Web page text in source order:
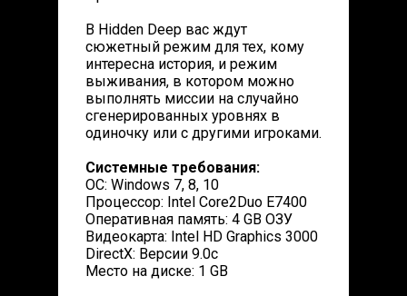
В Hidden Deep вас ждут
сюжетный режим для тех, кому
интересна история, и режим
выживания, в котором можно
выполнять миссии на случайно
сгенерированных уровнях в
одиночку или с другими игроками.
Системные требования:
ОС: Windows 7, 8, 10
Процессор: Intel Core2Duo E7400
Оперативная память: 4 GB ОЗУ
Видеокарта: Intel HD Graphics 3000
DirectX: Версии 9.0c
Место на диске: 1 GB